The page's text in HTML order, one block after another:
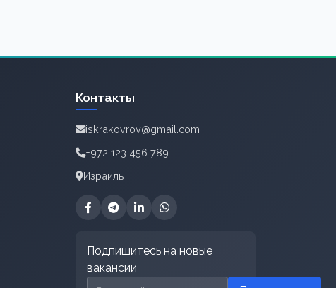
Контакты
iskrakovrov@gmail.com
+972 123 456 789
Израиль
Подпишитесь на новые
вакансии
Email для подписки